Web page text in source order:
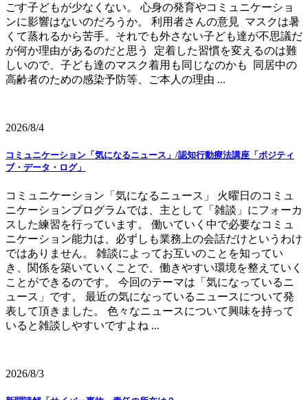
ごす子どもが少なくない。 心身の発育やコミュニケーショ
ンに影響はないのだろうか。 利用者さんの意見 マスクは暑
くて蒸れるから苦手。それでも外さない子ども達が不思議だ
が何か理由があるのだと思う 定着した習慣を変えるのは難
しいので、子ども達のマスク着用も同じなのかも 同居中の
高齢者のための感染予防等、ご本人の理由 ...
2026/8/4
コミュニケーション「気になるニュース」/認知行動療法講座「ポジティ
ブ・データ・ログ」
コミュニケーション「気になるニュース」 火曜日のコミュ
ニケーションプログラムでは、主として「雑談」にフォーカ
スした練習を行っています。 働いていく中で必要なコミュ
ニケーション能力は、必ずしも業務上の会話だけというわけ
ではありません。 雑談によってお互いのことを知ってい
き、関係を築いていくことで、働きやすい環境を整えていく
ことができるのです。 今回のテーマは「気になっているニ
ュース」です。 最近の気になっているニュースについて発
表して頂きました。 色々なニュースについて興味を持って
いると雑談しやすいですよね ...
2026/8/3